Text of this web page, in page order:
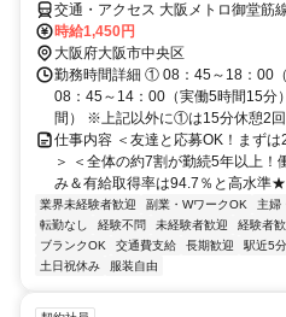
交通・アクセス 大阪メトロ御堂筋
時給1,450円
大阪府大阪市中央区
勤務時間詳細 ① 08：45～18：00
08：45～14：00（実働5時間15
間） ※上記以外に①は15分休憩2
仕事内容 ＜友達と応募OK！まず
＞ ＜全体の約7割が勤続5年以上
み＆有給取得率は94.7％と高水準
業界未経験者歓迎 副業・WワークOK 主婦
転勤なし
経験不問 未経験者歓迎 経験者
ブランクOK
交通費支給 長期歓迎 駅近5
土日祝休み
服装自由